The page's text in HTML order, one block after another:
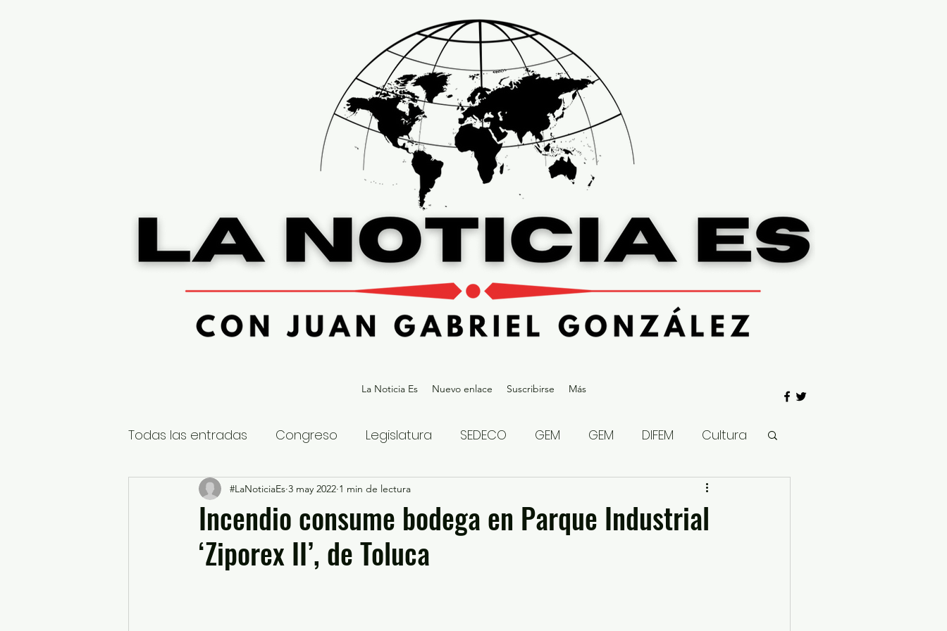
La Noticia Es Nuevo enlace Suscribirse Más
Todas las entradas Congreso Legislatura SEDECO GEM GEM DIFEM Cultura
Nacional Estatal Gubernatura Edoméx 2023
Educación y Cultura Seguridad y Justicia
Incendio consume bodega en Parque Industrial
‘Ziporex II’, de Toluca
#LaNoticiaEs 3 may 2022 1 min de lectura